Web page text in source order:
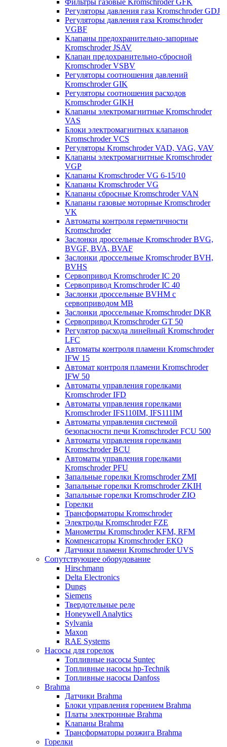
Фильтры газовые Kromschroder GFK
Регуляторы давления газа Kromschroder GDJ
Регуляторы давления газа Kromschroder
VGBF
Клапаны предохранительно-запорные
Kromschroder JSAV
Клапан предохранительно-сбросной
Kromschroder VSBV
Регуляторы соотношения давлений
Kromschroder GIK
Регуляторы соотношения расходов
Kromschroder GIKH
Клапаны электромагнитные Kromschroder
VAS
Блоки электромагнитных клапанов
Kromschroder VCS
Регуляторы Kromschroder VAD, VAG, VAV
Клапаны электромагнитные Kromschroder
VGP
Клапаны Kromschroder VG 6-15/10
Клапаны Kromschroder VG
Клапаны сбросные Kromschroder VAN
Клапаны газовые моторные Kromschroder
VK
Автоматы контроля герметичности
Kromschroder
Заслонки дроссельные Kromschroder BVG,
BVGF, BVA, BVAF
Заслонки дроссельные Kromschroder BVH,
BVHS
Сервопривод Kromschroder IC 20
Сервопривод Kromschroder IC 40
Заслонки дроссельные BVHM с
сервоприводом МВ
Заслонки дроссельные Kromschroder DKR
Cервопривод Kromschroder GT 50
Регулятор расхода линейный Kromschroder
LFC
Автоматы контроля пламени Kromschroder
IFW 15
Автомат контроля пламени Kromschroder
IFW 50
Автоматы управления горелками
Kromschroder IFD
Автоматы управления горелками
Kromschroder IFS110IM, IFS111IM
Автоматы управления системой
безопасности печи Kromschroder FCU 500
Автоматы управления горелками
Kromschroder BCU
Автоматы управления горелками
Kromschroder PFU
Запальные горелки Kromschroder ZМI
Запальные горелки Kromschroder ZKIH
Запальные горелки Kromschroder ZIO
Горелки
Трансформаторы Kromschroder
Электроды Kromschroder FZE
Манометры Kromschroder KFM, RFM
Компенсаторы Kromschroder ЕКО
Датчики пламени Kromschroder UVS
Сопутствующее оборудование
Hirschmann
Delta Electronics
Dungs
Siemens
Твердотельные реле
Honeywell Analytics
Sylvania
Maxon
RAE Systems
Насосы для горелок
Топливные насосы Suntec
Топливные насосы hp-Technik
Топливные насосы Danfoss
Brahma
Датчики Brahma
Блоки управления горением Brahma
Платы электронные Brahma
Клапаны Brahma
Трансформаторы розжига Brahma
Горелки